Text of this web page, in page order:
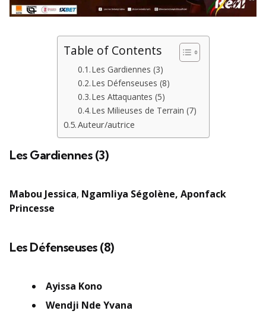
Table of Contents
Les Gardiennes (3)
Les Défenseuses (8)
Les Attaquantes (5)
Les Milieuses de Terrain (7)
Auteur/autrice
Les Gardiennes (3)
Mabou Jessica, Ngamliya Ségolène, Aponfack
Princesse
Les Défenseuses (8)
Ayissa Kono
Wendji Nde Yvana